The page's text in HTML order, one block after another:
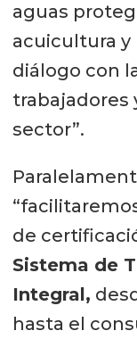
aguas
acuicultura y
diálogo con
trabajadores
sector”.
de
Sistema de
Integral,
hasta el